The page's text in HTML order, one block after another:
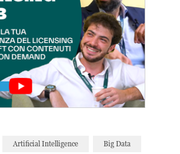
Artificial Intelligence Big Data